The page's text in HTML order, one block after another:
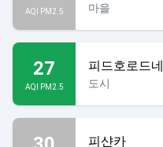
AQI PM2.5 마을
27
AQI PM2.5
피드호로드네
도시
피샨카